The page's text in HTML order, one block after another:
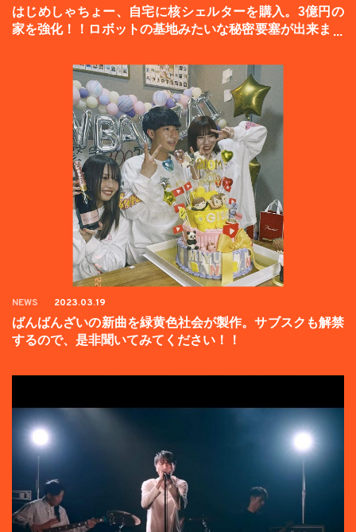
はじめしゃちょー、自宅に核シェルターを購入。3億円の
家を強化！！ロボットの基地みたいな秘密要塞が出来まし
NEWS 2023.03.19
ばんばんざいの新曲を緑黄色社会が製作。サブスクも解禁
するので、是非聞いてみてください！！